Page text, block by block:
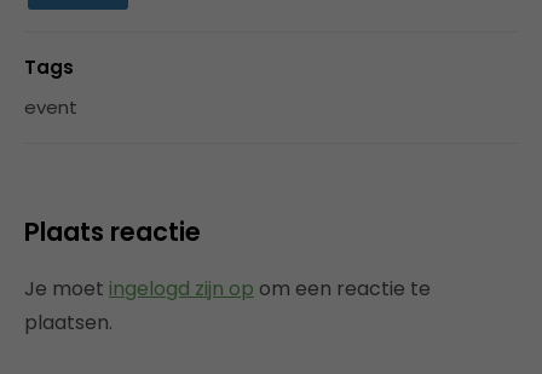
Tags
event
Plaats reactie
Je moet ingelogd zijn op om een reactie te
plaatsen.